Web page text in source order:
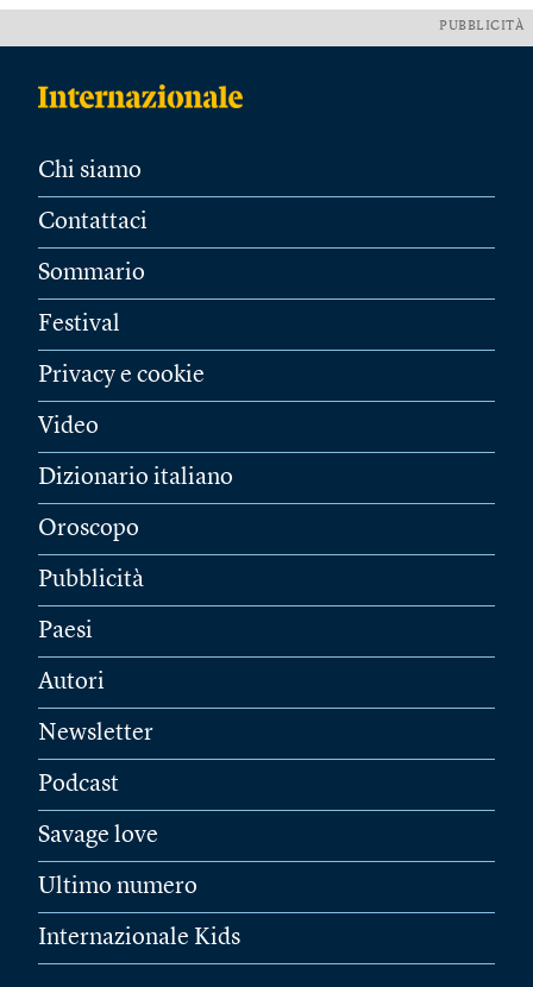
PUBBLICITÀ
Chi siamo
Contattaci
Sommario
Festival
Privacy e cookie
Video
Dizionario italiano
Oroscopo
Pubblicità
Paesi
Autori
Newsletter
Podcast
Savage love
Ultimo numero
Internazionale Kids